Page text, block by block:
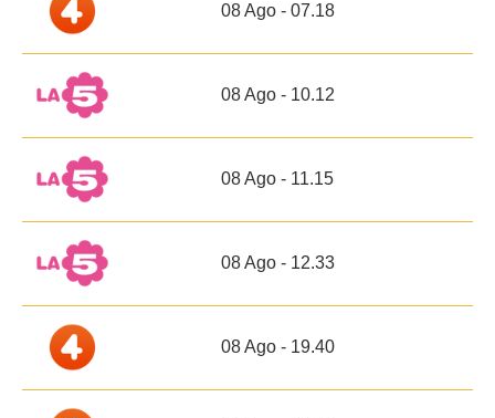
08 Ago - 07.18
08 Ago - 10.12
08 Ago - 11.15
08 Ago - 12.33
08 Ago - 19.40